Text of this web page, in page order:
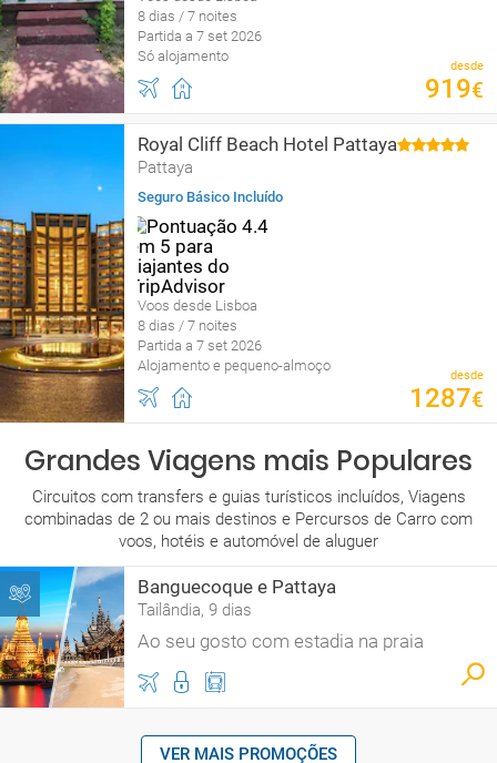
8 dias / 7 noites
Partida a 7 set 2026
Só alojamento
desde
919€
Royal Cliff Beach Hotel Pattaya
Pattaya
Seguro Básico Incluído
Voos desde Lisboa
8 dias / 7 noites
Partida a 7 set 2026
Alojamento e pequeno-almoço
desde
1287€
Grandes Viagens mais Populares
Circuitos com transfers e guias turísticos incluídos, Viagens
combinadas de 2 ou mais destinos e Percursos de Carro com
voos, hotéis e automóvel de aluguer
Banguecoque e Pattaya
Tailândia, 9 dias
Ao seu gosto com estadia na praia
VER MAIS PROMOÇÕES